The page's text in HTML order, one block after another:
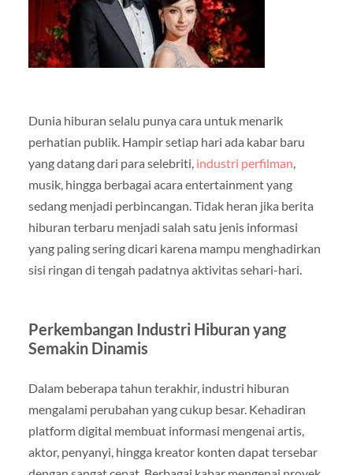
Dunia hiburan selalu punya cara untuk menarik
perhatian publik. Hampir setiap hari ada kabar baru
yang datang dari para selebriti, industri perfilman,
musik, hingga berbagai acara entertainment yang
sedang menjadi perbincangan. Tidak heran jika berita
hiburan terbaru menjadi salah satu jenis informasi
yang paling sering dicari karena mampu menghadirkan
sisi ringan di tengah padatnya aktivitas sehari-hari.
Perkembangan Industri Hiburan yang
Semakin Dinamis
Dalam beberapa tahun terakhir, industri hiburan
mengalami perubahan yang cukup besar. Kehadiran
platform digital membuat informasi mengenai artis,
aktor, penyanyi, hingga kreator konten dapat tersebar